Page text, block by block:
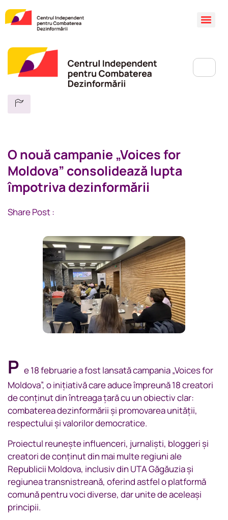
O nouă campanie „Voices for
Moldova” consolidează lupta
împotriva dezinformării
Share Post :
P e 18 februarie a fost lansată campania „Voices for
Moldova”, o inițiativă care aduce împreună 18 creatori
de conținut din întreaga țară cu un obiectiv clar:
combaterea dezinformării și promovarea unității,
respectului și valorilor democratice.
Proiectul reunește influenceri, jurnaliști, bloggeri și
creatori de conținut din mai multe regiuni ale
Republicii Moldova, inclusiv din UTA Găgăuzia și
regiunea transnistreană, oferind astfel o platformă
comună pentru voci diverse, dar unite de aceleași
principii.